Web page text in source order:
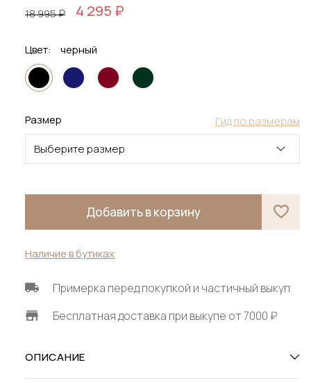
18 995 ₽ 4 295 ₽
Цвет: черный
Гид по размерам
Размер
Выберите размер
Добавить в корзину
Наличие в бутиках
Примерка перед покупкой и частичный выкуп
Бесплатная доставка при выкупе от 7000 ₽
ОПИСАНИЕ